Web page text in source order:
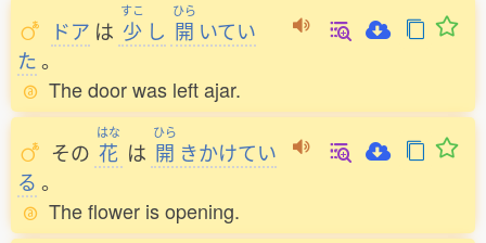
ドア は
すこ
少 し
ひら
開 いてい
た。
The door was left ajar.
その
はな
花 は
ひら
開 きかけてい
る 。
The flower is opening.